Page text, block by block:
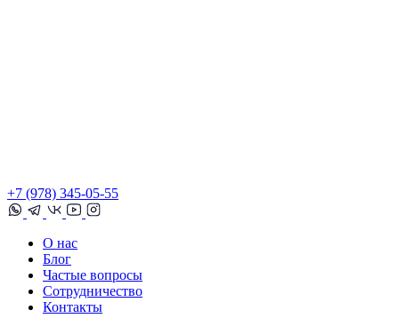
+7 (978) 345-05-55
О нас
Блог
Частые вопросы
Сотрудничество
Контакты